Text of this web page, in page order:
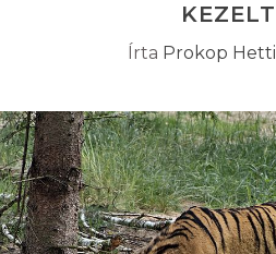
Írta Prokop Hetti